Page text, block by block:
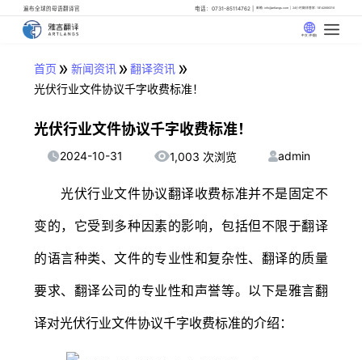
遍布全球的母语翻译官 电话：0731-85114762 邮箱: info@artlangs.com 24小时翻译管家: 18142666316
中文 (中国)
首页 » 新闻资讯» 翻译资讯 »
光伏行业文件协议千字收费标准！
光伏行业文件协议千字收费标准！
2024-10-31 1,003 次浏览 admin
光伏行业文件协议翻译收费标准并不是固定不
变的，它受到多种因素的影响，包括但不限于翻译
的语言种类、文件的专业性和复杂性、翻译的质量
要求、翻译公司的专业性和声誉等。以下是雅言翻
译对光伏行业文件协议千字收费标准的介绍：